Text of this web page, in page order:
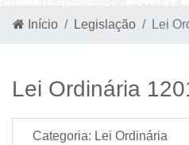
Início Legislação Lei
Lei Ordinária
Categoria: Lei Ordinária